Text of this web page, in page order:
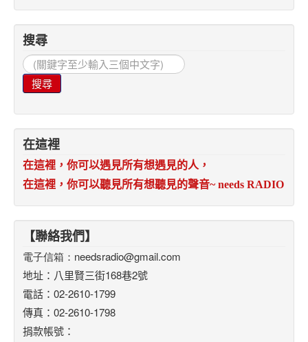
搜尋
搜
尋...
搜尋
在這裡
在這裡，你可以遇見所有想遇見的人，
在這裡，你可以聽見所有想聽見的聲音~ needs RADIO
【聯絡我們】
電子信箱： needsradio@gmail.com
地址：八里賢三街168巷2號
電話：02-2610-1799
傳真：02-2610-1798
捐款帳號：